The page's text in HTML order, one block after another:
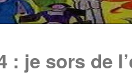
: je sors de